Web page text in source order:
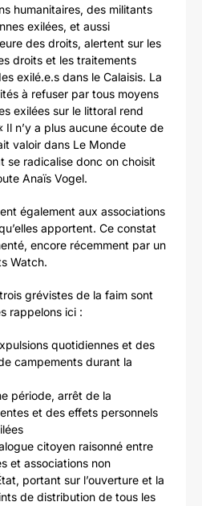
humanitaires, des militants
exilées, et aussi
des droits, alertent sur les
droits et les traitements
exilé.e.s dans le Calaisis. La
à refuser par tous moyens
exilées sur le littoral rend
Il n’y a plus aucune écoute de
valoir dans Le Monde
se radicalise donc on choisit
Anaïs Vogel.
également aux associations
apportent. Ce constat
encore récemment par un
Watch.
grévistes de la faim sont
rappelons ici :
quotidiennes et des
campements durant la
période, arrêt de la
et des effets personnels
citoyen raisonné entre
et associations non
portant sur l’ouverture et la
de distribution de tous les